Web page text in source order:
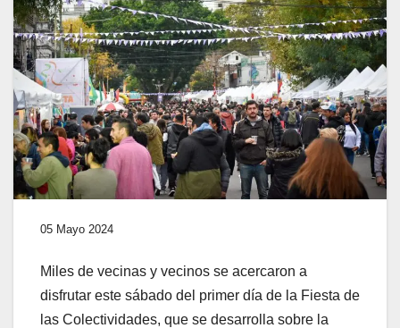
05 Mayo 2024
Miles de vecinas y vecinos se acercaron a
disfrutar este sábado del primer día de la Fiesta de
las Colectividades, que se desarrolla sobre la